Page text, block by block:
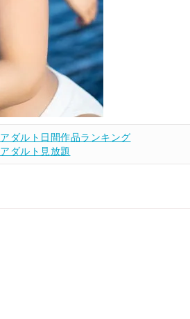
アダルト日間作品ランキング
アダルト見放題